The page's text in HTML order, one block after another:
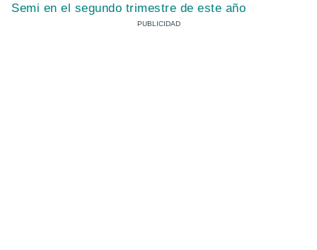
Semi en el segundo trimestre de este año